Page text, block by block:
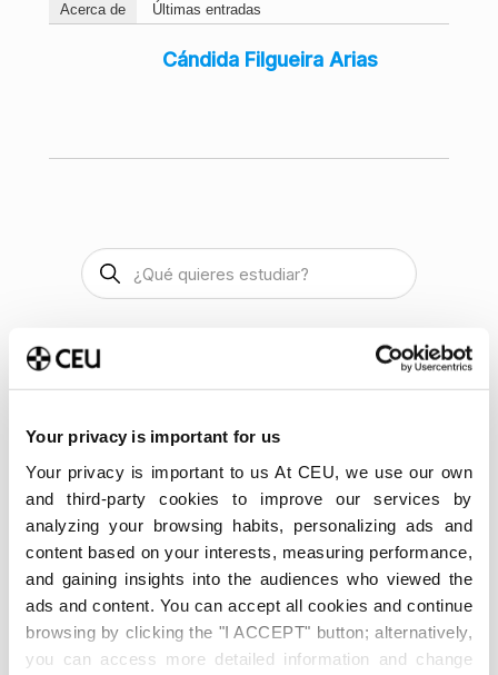
Your privacy is important for us
Your privacy is important to us At CEU, we use our own
and third-party cookies to improve our services by
analyzing your browsing habits, personalizing ads and
content based on your interests, measuring performance,
and gaining insights into the audiences who viewed the
ads and content. You can accept all cookies and continue
browsing by clicking the "I ACCEPT" button; alternatively,
you can access more detailed information and change
Acerca de Últimas entradas
Cándida Filgueira Arias
Últimas publicaciones
Método Pomodoro para
estudiar: Cómo aplicarlo en
la universidad y cuándo no
funciona
6 de agosto de 2026
Qué es y cómo está
transformando el análisis
predictivo la sostenibilidad